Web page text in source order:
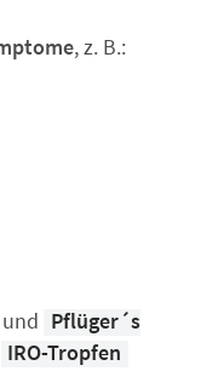
, z. B.:
und Pflüger´s
IRO-Tropfen